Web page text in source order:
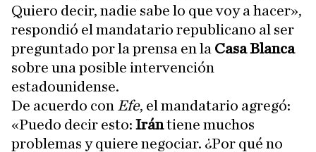
Quiero decir, nadie sabe lo que voy a hacer»,
respondió el mandatario republicano al ser
preguntado por la prensa en la Casa Blanca
sobre una posible intervención
estadounidense.
De acuerdo con Efe, el mandatario agregó:
«Puedo decir esto: Irántiene muchos
problemas y quiere negociar. ¿Por qué no